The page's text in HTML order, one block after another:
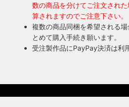
数の商品を分けてご注文され
算されますのでご注意下さい。
複数の商品同梱を希望される
とめて購入手続き願います。
受注製作品にPayPay決済は利